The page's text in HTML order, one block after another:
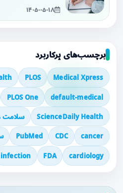
۱۴۰۵-۰۵-۱۸
برچسب‌های پرکاربرد
Medical Xpress
PLOS
default-medical
PLOS One
ScienceDaily Health سلامت
cancer
CDC
PubMed
cardiology
FDA
infection